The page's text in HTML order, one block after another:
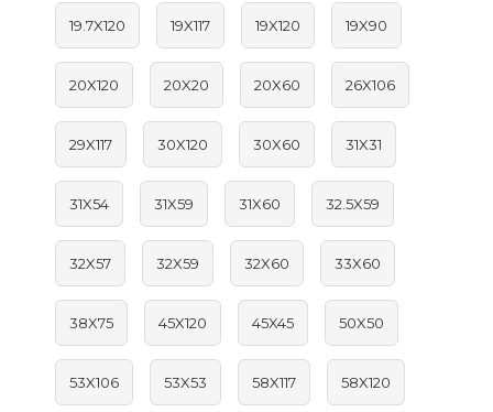
19.7X120 19X117 19X120 19X90
20X120 20X20 20X60 26X106
29X117 30X120 30X60 31X31
31X54 31X59 31X60 32.5X59
32X57 32X59 32X60 33X60
38X75 45X120 45X45 50X50
53X106 53X53 58X117 58X120